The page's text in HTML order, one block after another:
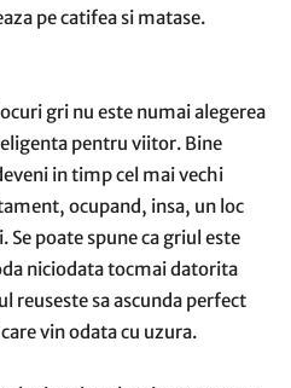
pe catifea si matase.
gri nu este numai alegerea
pentru viitor. Bine
in timp cel mai vechi
ocupand, insa, un loc
poate spune ca griul este
niciodata tocmai datorita
reuseste sa ascunda perfect
vin odata cu uzura.